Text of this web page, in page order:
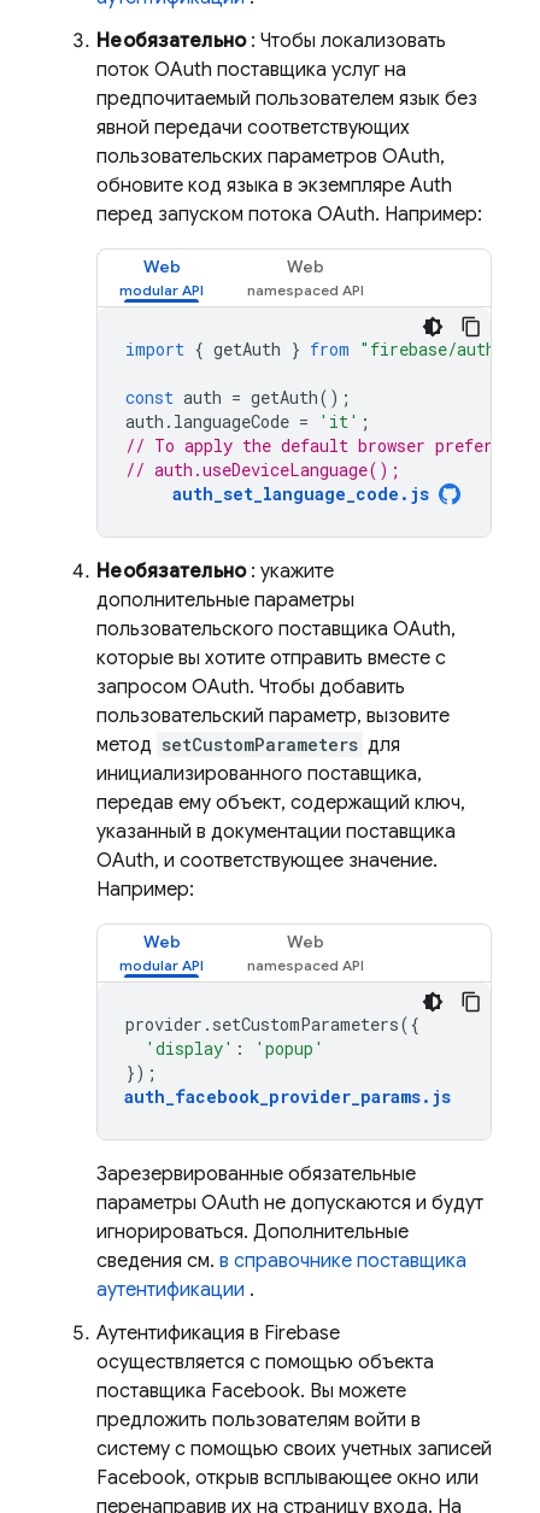
Необязательно: Чтобы локализовать
поток OAuth поставщика услуг на
предпочитаемый пользователем язык без
явной передачи соответствующих
пользовательских параметров OAuth,
обновите код языка в экземпляре Auth
перед запуском потока OAuth. Например:
Web Web
import { getAuth } from "firebase/auth"
const auth = getAuth();
auth . languageCode = 'it' ;
// To apply the default browser
// auth.useDeviceLanguage();
auth_set_language_code.js
Необязательно: укажите
дополнительные параметры
пользовательского поставщика OAuth,
которые вы хотите отправить вместе с
запросом OAuth. Чтобы добавить
пользовательский параметр, вызовите
метод setCustomParameters для
инициализированного поставщика,
передав ему объект, содержащий ключ,
указанный в документации поставщика
OAuth, и соответствующее значение.
Например:
Web Web
provider . setCustomParameters({
'display' :
'popup'
});
auth_facebook_provider_params. js
Зарезервированные обязательные
параметры OAuth не допускаются и будут
игнорироваться. Дополнительные
сведения см. в справочнике поставщика
аутентификации .
Аутентификация в Firebase
осуществляется с помощью объекта
поставщика Facebook. Вы можете
предложить пользователям войти в
систему с помощью своих учетных записей
Facebook, открыв всплывающее окно или
перенаправив их на страницу входа. На